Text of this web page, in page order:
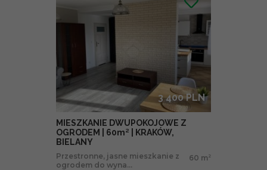
3 400 PLN
MIESZKANIE DWUPOKOJOWE Z
OGRODEM | 60m² | KRAKÓW,
BIELANY
Przestronne, jasne mieszkanie z
ogrodem do wyna...
60 m 2